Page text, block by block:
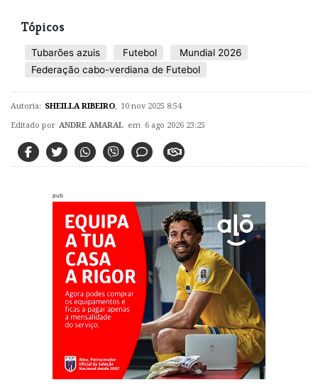
Tópicos
Tubarões azuis Futebol
Mundial 2026
Federação cabo-verdiana de Futebol
Autoria: SHEILLA RIBEIRO 10 nov 2025 8:54
Editado por ANDRE AMARAL em 6 ago 2026 23:25
pub